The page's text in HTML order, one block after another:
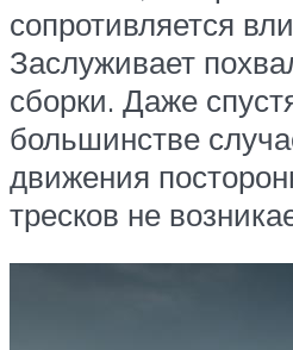
сопротивляется
Заслуживает
сборки. Даже
большинстве
движения
тресков не